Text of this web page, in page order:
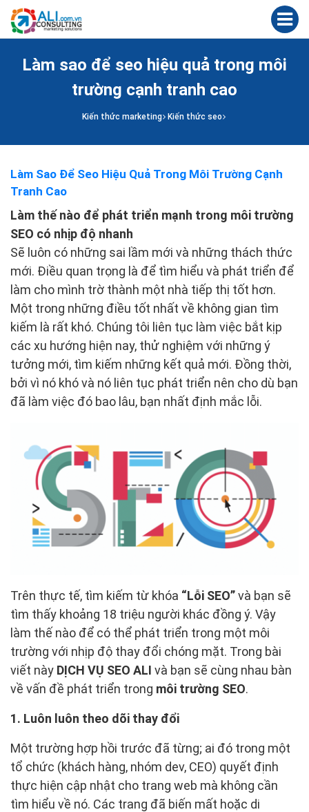
Làm sao để seo hiệu quả trong môi
trường cạnh tranh cao
Kiến thức marketing Kiến thức seo
Làm Sao Để Seo Hiệu Quả Trong Môi Trường Cạnh
Tranh Cao
Làm thế nào để phát triển mạnh trong môi trường
SEO có nhịp độ nhanh
Sẽ luôn có những sai lầm mới và những thách thức
mới. Điều quan trọng là để tìm hiểu và phát triển để
làm cho mình trờ thành một nhà tiếp thị tốt hơn.
Một trong những điều tốt nhất về không gian tìm
kiếm là rất khó. Chúng tôi liên tục làm việc bắt kịp
các xu hướng hiện nay, thử nghiệm với những ý
tưởng mới, tìm kiếm những kết quả mới. Đồng thời,
bởi vì nó khó và nó liên tục phát triển nên cho dù bạn
đã làm việc đó bao lâu, bạn nhất định mắc lỗi.
Trên thực tế, tìm kiếm từ khóa “Lỗi SEO”và bạn sẽ
tìm thấy khoảng 18 triệu người khác đồng ý. Vậy
làm thế nào để có thể phát triển trong một môi
trường với nhịp độ thay đổi chóng mặt. Trong bài
viết này DỊCH VỤ SEO ALI và bạn sẽ cùng nhau bàn
về vấn đề phát triển trong môi trường SEO.
1. Luôn luôn theo dõi thay đổi
Một trường hợp hồi trước đã từng; ai đó trong một
tổ chức (khách hàng, nhóm dev, CEO) quyết định
thực hiện cập nhật cho trang web mà không cần
tìm hiểu về nó. Các trang đã biến mất hoặc di